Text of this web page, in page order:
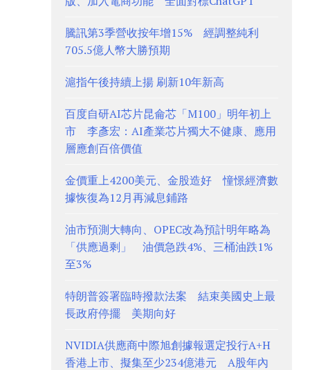
騰訊第3季營收按年增15% 經調整純利
705.5億人幣大勝預期
滬指午後持續上揚 刷新10年新高
百度自研AI芯片昆侖芯「M100」明年初上
市 李彥宏：AI產業芯片獨大不健康、應用
層應創百倍價值
金價重上4200美元、金股造好 憧憬經濟數
據恢復為12月再減息鋪路
油市預測大轉向、OPEC改為預計明年略為
「供應過剩」 油價急跌4%、三桶油跌1%
至3%
特朗普簽署臨時撥款法案 結束美國史上最
長政府停擺 美期向好
NVIDIA供應商中際旭創據報選定投行A+H
香港上市、擬集至少234億港元 A股年內